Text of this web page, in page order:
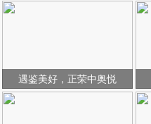
遇鉴美好，正荣中奥悦